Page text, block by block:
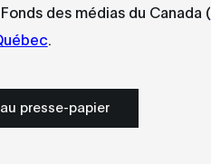
Fonds des médias du Canada (
presse-papier